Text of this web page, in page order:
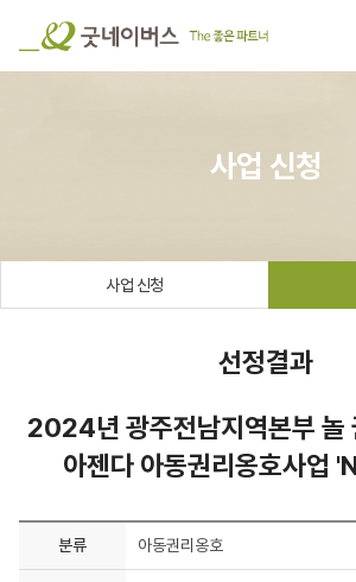
사업 신청
사업 신청
선정결과
2024년 광주전남지역본부 놀
아젠다 아동권리옹호사업
분류 아동권리옹호